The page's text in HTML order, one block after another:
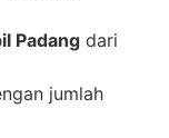
Padang dari
jumlah